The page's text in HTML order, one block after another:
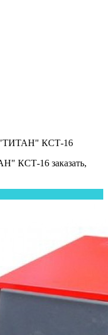
"ТИТАН" КСТ-16
КСТ-16 заказать,